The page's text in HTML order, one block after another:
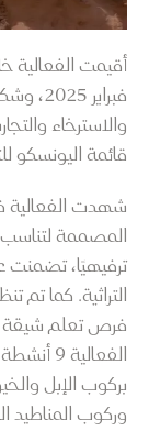
والاسترخاء
قائمة
شهدت
ترفيهيًا،
فرص تعلم شيقة
بركوب الإبل
وركوب المناطيد